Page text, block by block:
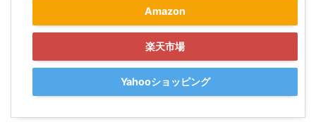
Amazon
楽天市場
Yahooショッピング